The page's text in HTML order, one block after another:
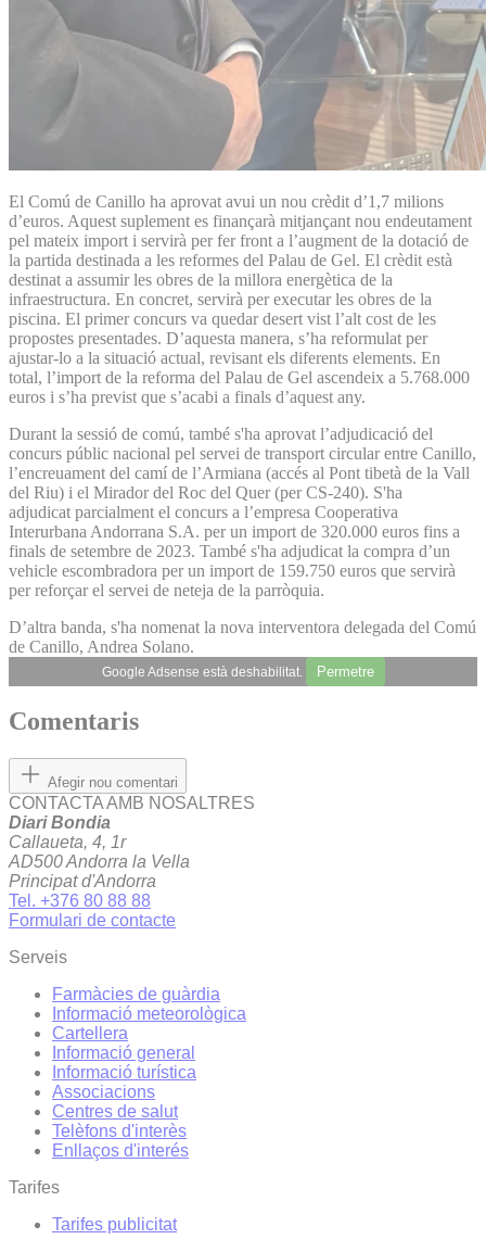
El Comú de Canillo ha aprovat avui un nou crèdit d’1,7 milions
d’euros. Aquest suplement es finançarà mitjançant nou endeutament
pel mateix import i servirà per fer front a l’augment de la dotació de
la partida destinada a les reformes del Palau de Gel. El crèdit està
destinat a assumir les obres de la millora energètica de la
infraestructura. En concret, servirà per executar les obres de la
piscina. El primer concurs va quedar desert vist l’alt cost de les
propostes presentades. D’aquesta manera, s’ha reformulat per
ajustar-lo a la situació actual, revisant els diferents elements. En
total, l’import de la reforma del Palau de Gel ascendeix a 5.768.000
euros i s’ha previst que s’acabi a finals d’aquest any.
Durant la sessió de comú, també s'ha aprovat l’adjudicació del
concurs públic nacional pel servei de transport circular entre Canillo,
l’encreuament del camí de l’Armiana (accés al Pont tibetà de la Vall
del Riu) i el Mirador del Roc del Quer (per CS-240). S'ha
adjudicat parcialment el concurs a l’empresa Cooperativa
Interurbana Andorrana S.A. per un import de 320.000 euros fins a
finals de setembre de 2023. També s'ha adjudicat la compra d’un
vehicle escombradora per un import de 159.750 euros que servirà
per reforçar el servei de neteja de la parròquia.
D’altra banda, s'ha nomenat la nova interventora delegada del Comú
de Canillo, Andrea Solano.
Google Adsense està deshabilitat. Permetre
Comentaris
Afegir nou comentari
CONTACTA AMB NOSALTRES
Diari Bondia
Callaueta, 4, 1r
AD500 Andorra la Vella
Principat d'Andorra
Tel. +376 80 88 88
Formulari de contacte
Serveis
Farmàcies de guàrdia
Informació meteorològica
Cartellera
Informació general
Informació turística
Associacions
Centres de salut
Telèfons d'interès
Enllaços d'interés
Tarifes
Tarifes publicitat